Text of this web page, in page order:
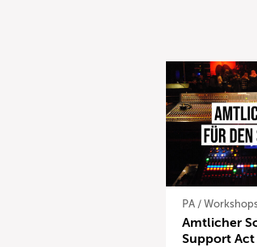
PA/
Amtlicher
Support Act